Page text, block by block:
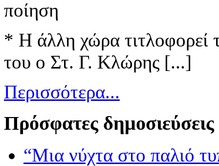
ποίηση
* Η άλλη χώρα τιτλοφορεί
του ο Στ. Γ. Κλώρης [...]
Περισσότερα...
Πρόσφατες δημοσιεύσεις
“Μια νύχτα στο παλιό